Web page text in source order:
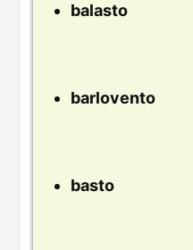
balasto
barlovento
basto